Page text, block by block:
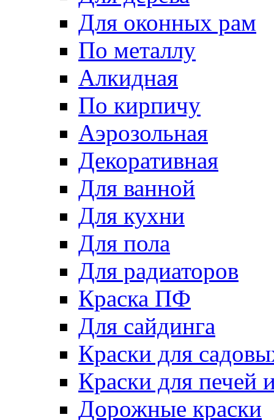
Для оконных рам
По металлу
Алкидная
По кирпичу
Аэрозольная
Декоративная
Для ванной
Для кухни
Для пола
Для радиаторов
Краска ПФ
Для сайдинга
Краски для
Краски для печей
Дорожные краски